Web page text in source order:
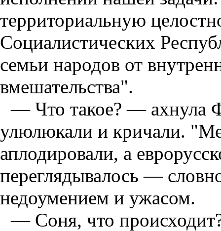
территориальную
Социалистических
семьи народов от
вмешательства".
— Что такое? — ахнула
улюлюкали и кричали.
аплодировали, а
переглядывалось —
недоумением и ужасом.
— Соня, что